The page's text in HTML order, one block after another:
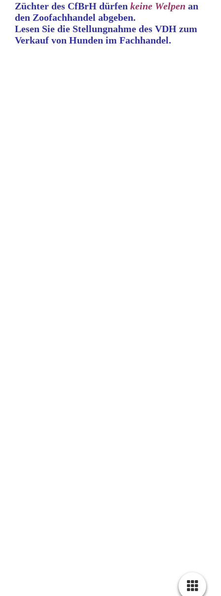
Züchter des CfBrH dürfen keine Welpen an
den Zoofachhandel abgeben.
Lesen Sie die Stellungnahme des VDH zum
Verkauf von Hunden im Fachhandel.